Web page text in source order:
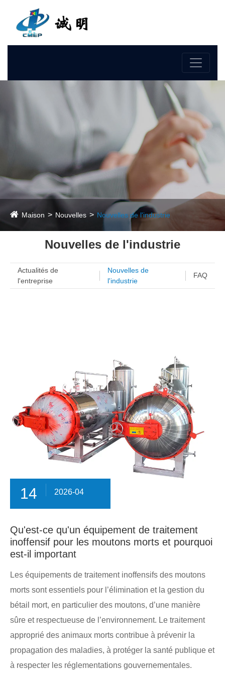
Maison Nouvelles Nouvelles de l'industrie
Nouvelles de l'industrie
Actualités de
l'entreprise
Nouvelles de
l'industrie
FAQ
14 2026-04
Qu'est-ce qu'un équipement de traitement
inoffensif pour les moutons morts et pourquoi
est-il important
Les équipements de traitement inoffensifs des moutons
morts sont essentiels pour l’élimination et la gestion du
bétail mort, en particulier des moutons, d’une manière
sûre et respectueuse de l’environnement. Le traitement
approprié des animaux morts contribue à prévenir la
propagation des maladies, à protéger la santé publique et
à respecter les réglementations gouvernementales.